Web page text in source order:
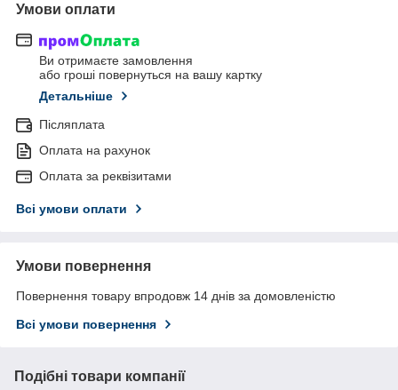
Умови оплати
Ви отримаєте замовлення
або гроші повернуться на вашу картку
Детальніше
Післяплата
Оплата на рахунок
Оплата за реквізитами
Всі умови оплати
Умови повернення
Повернення товару впродовж 14 днів за домовленістю
Всі умови повернення
Подібні товари компанії